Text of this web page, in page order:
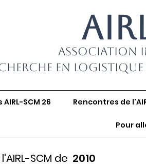
Association
en
SCM 26 Rencontres de
Pour
SCM de 2010